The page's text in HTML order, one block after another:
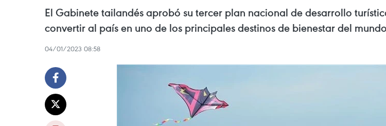
El Gabinete tailandés aprobó su tercer plan nacional de desarrollo
convertir al país en uno de los principales destinos de bienestar del
04/01/2023 08:58